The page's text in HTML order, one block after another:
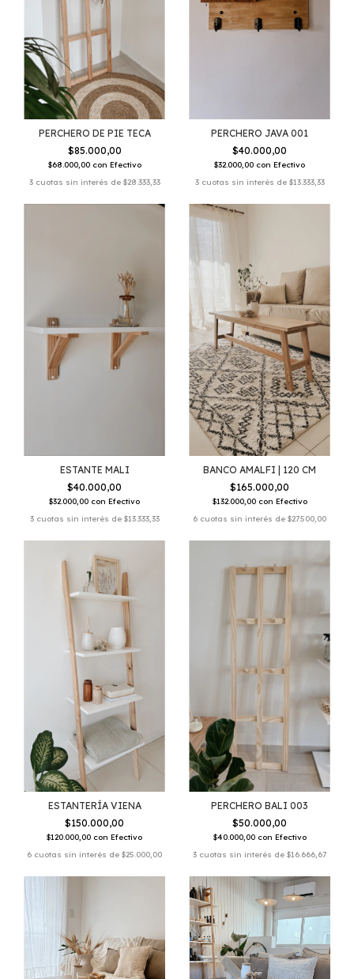
PERCHERO DE PIE TECA
$85.000,00
$68.000,00 con Efectivo
3 cuotas sin interés de $28.333,33
PERCHERO JAVA 001
$40.000,00
$32.000,00 con Efectivo
3 cuotas sin interés de $13.333,33
ESTANTE MALI
$40.000,00
$32.000,00 con Efectivo
3 cuotas sin interés de $13.333,33
BANCO AMALFI | 120 CM
$165.000,00
$132.000,00 con Efectivo
6 cuotas sin interés de $27.500,00
ESTANTERÍA VIENA
$150.000,00
$120.000,00 con Efectivo
6 cuotas sin interés de $25.000,00
PERCHERO BALI 003
$50.000,00
$40.000,00 con Efectivo
3 cuotas sin interés de $16.666,67